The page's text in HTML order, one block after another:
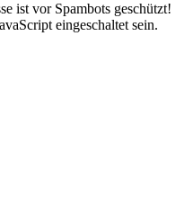
ist vor Spambots geschützt!
eingeschaltet sein.